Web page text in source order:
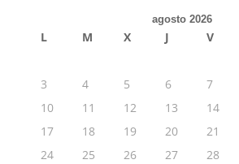
agosto 2026
L M X J V
3
4 5 6 7
10
11 12 13 14
17
18 19 20 21
24
25 26 27 28